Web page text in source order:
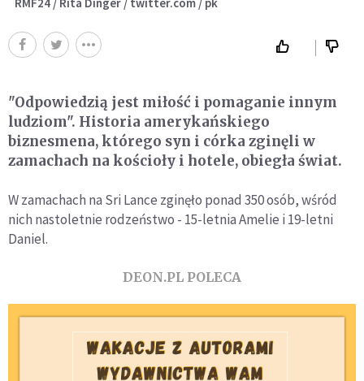
"Odpowiedzią jest miłość i pomaganie innym
ludziom". Historia amerykańskiego
biznesmena, którego syn i córka zginęli w
zamachach na kościoły i hotele, obiegła świat.
W zamachach na Sri Lance zginęło ponad 350 osób, wśród
nich nastoletnie rodzeństwo - 15-letnia Amelie i 19-letni
Daniel.
DEON.PL POLECA